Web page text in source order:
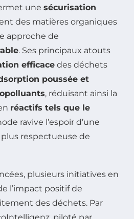
une sécurisation
des matières organiques
approche de
. Ses principaux atouts
efficace des déchets
poussée et
, réduisant ainsi la
réactifs tels que le
ravive l’espoir d’une
respectueuse de
plusieurs initiatives en
l’impact positif de
des déchets. Par